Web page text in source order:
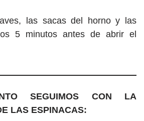
las sacas del horno y las
5 minutos antes de abrir el
SEGUIMOS CON LA
LAS ESPINACAS: